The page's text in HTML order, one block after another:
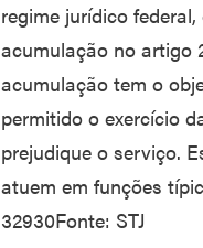
regime jurídico
acumulação no artigo
acumulação tem o
permitido o exercício
prejudique o serviço.
atuem em funções
32930Fonte: STJ